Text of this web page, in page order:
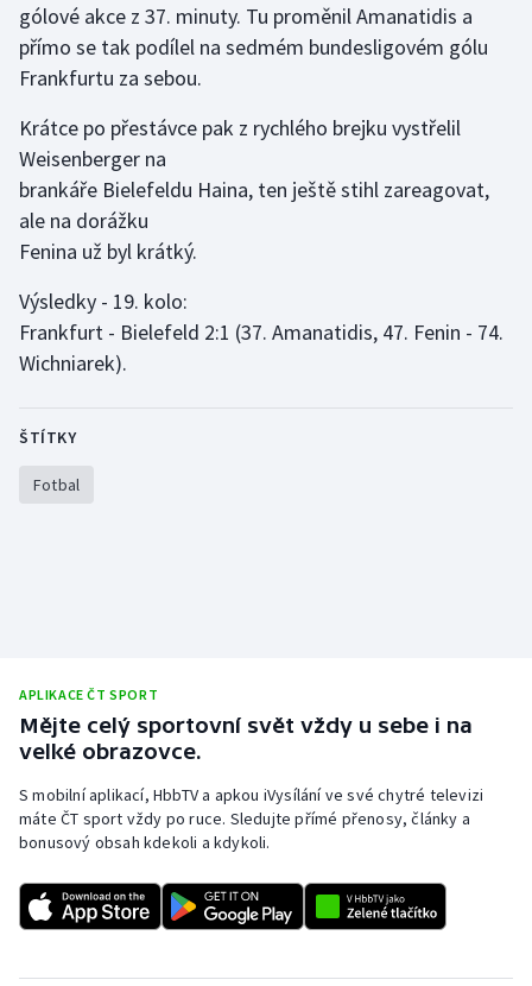
Gymnastika
Házená
Jezdectví
Judo
Krasobruslení
Lezení
Lyže a snowboard
Moderní pětiboj
Motorsport
Plážový volejbal
Rychlobruslení
Rychlostní kanoistika
gólové akce z 37. minuty. Tu proměnil Amanatidis a
přímo se tak podílel na sedmém bundesligovém gólu
Frankfurtu za sebou.
Krátce po přestávce pak z rychlého brejku vystřelil
Weisenberger na
brankáře Bielefeldu Haina, ten ještě stihl zareagovat,
ale na dorážku
Fenina už byl krátký.
Výsledky - 19. kolo:
Frankfurt - Bielefeld 2:1 (37. Amanatidis, 47. Fenin - 74.
Wichniarek).
ŠTÍTKY
Fotbal
APLIKACE ČT SPORT
Mějte celý sportovní svět vždy u sebe i na
velké obrazovce.
S mobilní aplikací, HbbTV a apkou iVysílání ve své chytré televizi
máte ČT sport vždy po ruce. Sledujte přímé přenosy, články a
bonusový obsah kdekoli a kdykoli.